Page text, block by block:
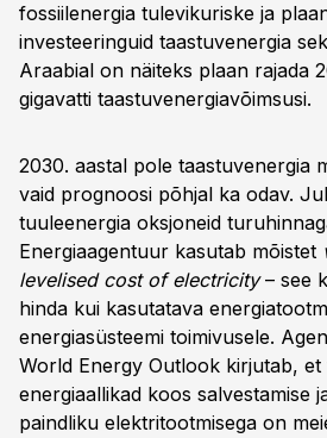
fossiilenergia tulevikuriske ja
investeeringuid taastuvenergia
Araabial on näiteks plaan rajada
gigavatti taastuvenergiavõimsusi.
2030. aastal pole taastuvenergia
vaid prognoosi põhjal ka odav.
tuuleenergia oksjoneid
Energiaagentuur kasutab mõistet
levelised cost of electricity– see
hinda kui kasutatava
energiasüsteemi toimivusele.
World Energy Outlook kirjutab, et
energiaallikad koos salvestamise
paindliku elektritootmisega on